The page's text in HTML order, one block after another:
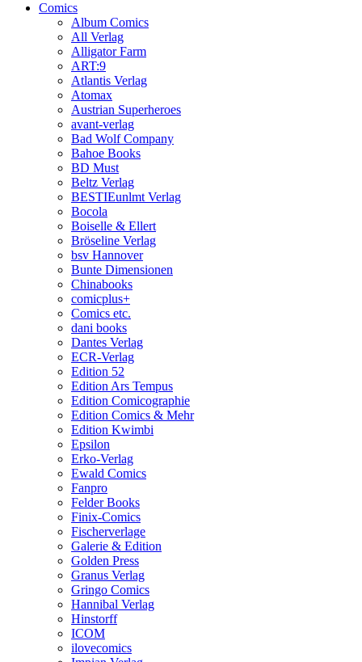
Comics
Album Comics
All Verlag
Alligator Farm
ART:9
Atlantis Verlag
Atomax
Austrian Superheroes
avant-verlag
Bad Wolf Company
Bahoe Books
BD Must
Beltz Verlag
BESTIEunlmt Verlag
Bocola
Boiselle & Ellert
Bröseline Verlag
bsv Hannover
Bunte Dimensionen
Chinabooks
comicplus+
Comics etc.
dani books
Dantes Verlag
ECR-Verlag
Edition 52
Edition Ars Tempus
Edition Comicographie
Edition Comics & Mehr
Edition Kwimbi
Epsilon
Erko-Verlag
Ewald Comics
Fanpro
Felder Books
Finix-Comics
Fischerverlage
Galerie & Edition
Golden Press
Granus Verlag
Gringo Comics
Hannibal Verlag
Hinstorff
ICOM
ilovecomics